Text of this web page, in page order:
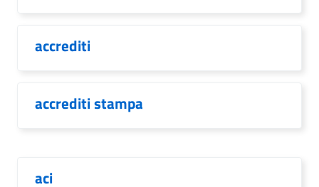
accrediti
accrediti stampa
aci